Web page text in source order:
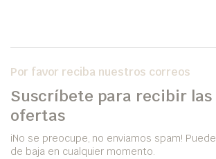
Por favor reciba nuestros correos
Suscríbete para recibir
ofertas
iNo se preocupe, no enviamos spam!
de baja en cualquier momento.